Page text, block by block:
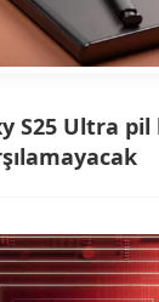
S25 Ultra